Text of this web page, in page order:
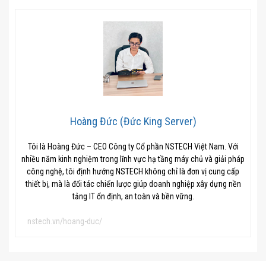
Hoàng Đức (Đức King Server)
Tôi là Hoàng Đức – CEO Công ty Cổ phần NSTECH Việt Nam. Với
nhiều năm kinh nghiệm trong lĩnh vực hạ tầng máy chủ và giải pháp
công nghệ, tôi định hướng NSTECH không chỉ là đơn vị cung cấp
thiết bị, mà là đối tác chiến lược giúp doanh nghiệp xây dựng nền
tảng IT ổn định, an toàn và bền vững.
nstech.vn/hoang-duc/